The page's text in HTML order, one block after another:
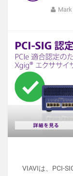
Mark
VIAVIは、PCI-